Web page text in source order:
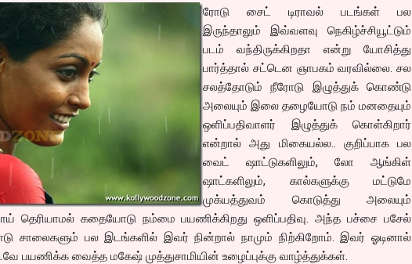
ரோடு சைட் டிராவல் படங்கள் பல
இருந்தாலும் இவ்வளவு நெகிழ்ச்சியூட்டும்
படம் வந்திருக்கிறதா என்று யோசித்து
பார்த்தால் சட்டென ஞாபகம் வரவில்லை. சல
சலத்தோடும் நீரோடு இழுத்துக் கொண்டு
அலையும் இலை தழையோடு நம் மனதையும்
ஒளிப்பதிவாளர் இழுத்துக் கொள்கிறார்
என்றால் அது மிகையல்ல.. குறிப்பாக பல
வைட் ஷாட்டுகளிலும், லோ ஆங்கிள்
ஷாட்களிலும், கால்களுக்கு மட்டுமே
முக்யத்துவம் கொடுத்து அலையும்
தெரியாமல் கதையோடு நம்மை பயணிக்கிறது ஒளிப்பதிவு. அந்த பச்சை பசேல்
கோடு சாலைகளும் பல இடங்களில் இவர் நின்றால் நாமும் நிற்கிறோம். இவர் ஓடினால்
பயணிக்க வைத்த மகேஷ் முத்துசாமியின் உழைப்புக்கு வாழ்த்துக்கள்.